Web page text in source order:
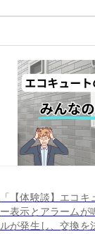
「【体験談】エコ
ー表示とアラームが
ルが発生し、交換を